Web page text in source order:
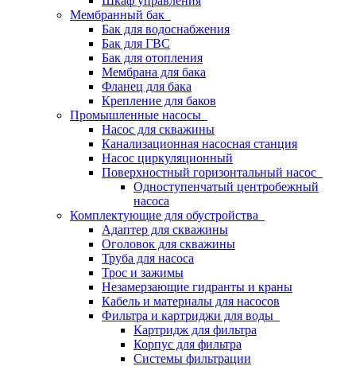
Мембранный бак
Бак для водоснабжения
Бак для ГВС
Бак для отопления
Мембрана для бака
Фланец для бака
Крепление для баков
Промышленные насосы
Насос для скважины
Канализационная насосная станция
Насос циркуляционный
Поверхностный горизонтальный насос
Одноступенчатый центробежный
насоса
Комплектующие для обустройства
Адаптер для скважины
Оголовок для скважины
Труба для насоса
Трос и зажимы
Незамерзающие гидранты и краны
Кабель и материалы для насосов
Фильтра и картриджи для воды
Картридж для фильтра
Корпус для фильтра
Системы фильтрации